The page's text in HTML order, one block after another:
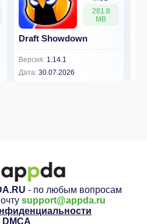
281.8
MB
Draft Showdown
Версия: 1.14.1
Дата: 30.07.2026
- по любым вопросам
support@appda.ru
DMCA